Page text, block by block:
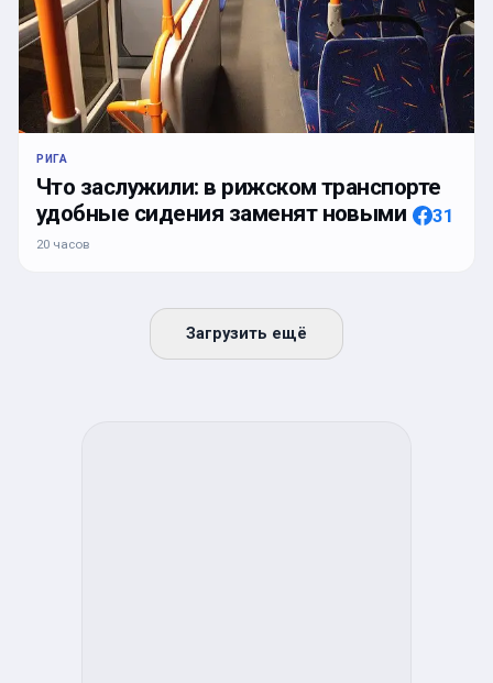
РИГА
Что заслужили: в рижском транспорте
удобные сидения заменят новыми
31
20 часов
Загрузить ещё